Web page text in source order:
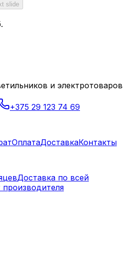
slide
и электротоваров
+375 29 123 74 69
ОплатаДоставкаКонтакты
Доставка по всей
производителя